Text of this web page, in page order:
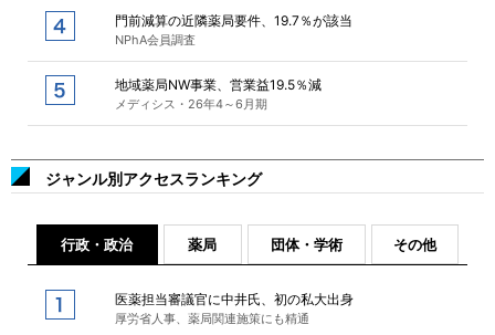
門前減算の近隣薬局要件、19.7％が該当
NPhA会員調査
地域薬局NW事業、営業益19.5％減
メディシス・26年4～6月期
ジャンル別アクセスランキング
行政・政治 薬局 団体・学術 その他
医薬担当審議官に中井氏、初の私大出身
厚労省人事、薬局関連施策にも精通